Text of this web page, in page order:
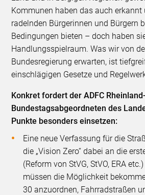
Kommunen haben das auch erkannt
radelnden Bürgerinnen und Bürgern
Bedingungen bieten – doch haben
Handlungsspielraum. Was wir von
Bundesregierung erwarten, ist
einschlägigen Gesetze und
Konkret fordert der ADFC
Bundestagsabgeordneten des
Punkte besonders einsetzen:
Eine neue Verfassung für die
die „Vision Zero“ dabei an die
(Reform von StVG, StVO, ERA
müssen die Möglichkeit
30 anzuordnen, Fahrradstraßen